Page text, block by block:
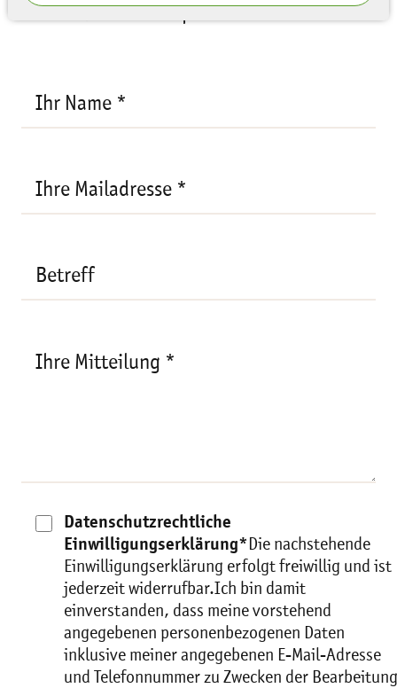
"Artenkenntnis Amphibien"
Ihr Name *
Ihre Mailadresse *
Betreff
Ihre Mitteilung *
Datenschutzrechtliche
Einwilligungserklärung* Die nachstehende
Einwilligungserklärung erfolgt freiwillig und ist
jederzeit widerrufbar.Ich bin damit
einverstanden, dass meine vorstehend
angegebenen personenbezogenen Daten
inklusive meiner angegebenen E-Mail-Adresse
und Telefonnummer zu Zwecken der Bearbeitung